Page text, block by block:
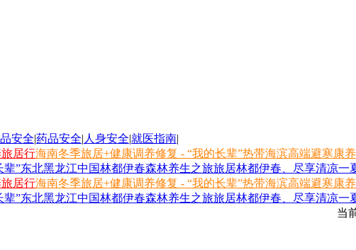
安全|药品安全| 人身安全|就医指南|
居行海南冬季旅居+健康调养修复 - “我的长辈”热带海滨高端避寒康养
”东北黑龙江中国林都伊春森林养生之旅旅居林都伊春、尽享清凉一
居行海南冬季旅居+健康调养修复 - “我的长辈”热带海滨高端避寒康养
”东北黑龙江中国林都伊春森林养生之旅旅居林都伊春、尽享清凉一
当